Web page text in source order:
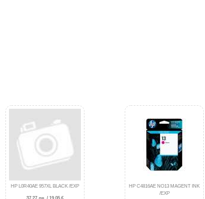
HP L0R40AE 957XL BLACK /EXP
37.27 лв. / 19.05 €
HP C4816AE NO13 MAGENT INK
/EXP